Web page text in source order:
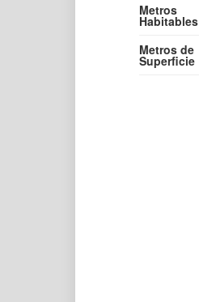
Metros
Habitables
Metros de
Superficie